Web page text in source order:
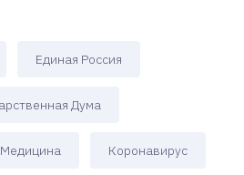
Единая Россия
Дума
Медицина Коронавирус